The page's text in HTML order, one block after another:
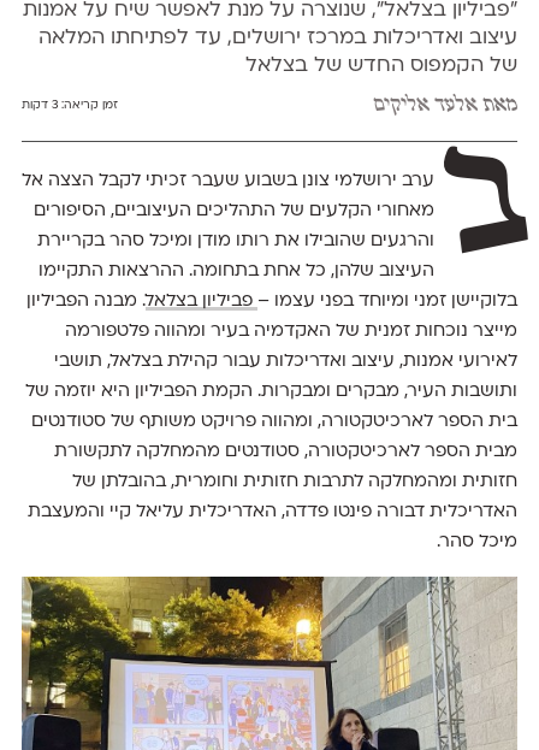
"פביליון בצלאל", שנוצרה על מנת לאפשר שיח על אמנות
עיצוב ואדריכלות במרכז ירושלים, עד לפתיחתו המלאה
של הקמפוס החדש של בצלאל
מאת אלעד אליקים זמן קריאה:3 דקות
ב
ערב ירושלמי צונן בשבוע שעבר זכיתי לקבל הצצה אל
מאחורי הקלעים של התהליכים העיצוביים, הסיפורים
והרגעים שהובילו את רותו מודן ומיכל סהר בקריירת
העיצוב שלהן, כל אחת בתחומה. ההרצאות התקיימו
בלוקיישן זמני ומיוחד בפני עצמו – פביליון בצלאל. מבנה הפביליון
מייצר נוכחות זמנית של האקדמיה בעיר ומהווה פלטפורמה
לאירועי אמנות, עיצוב ואדריכלות עבור קהילת בצלאל, תושבי
ותושבות העיר, מבקרים ומבקרות. הקמת הפביליון היא יוזמה של
בית הספר לארכיטקטורה, ומהווה פרויקט משותף של סטודנטים
מבית הספר לארכיטקטורה, סטודנטים מהמחלקה לתקשורת
חזותית ומהמחלקה לתרבות חזותית וחומרית, בהובלתן של
האדריכלית דבורה פינטו פדדה, האדריכלית עליאל קיי והמעצבת
מיכל סהר.